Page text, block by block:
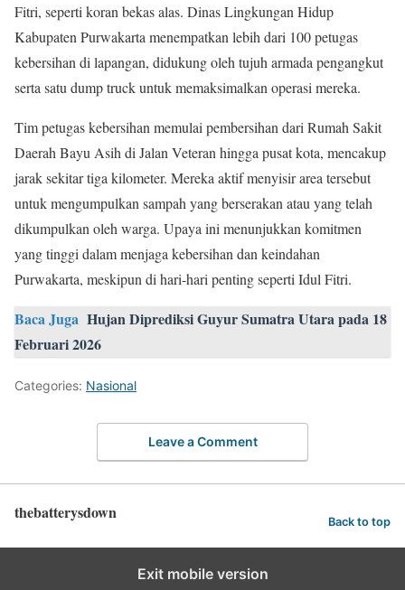
Fitri, seperti koran bekas alas. Dinas Lingkungan Hidup
Kabupaten Purwakarta menempatkan lebih dari 100 petugas
kebersihan di lapangan, didukung oleh tujuh armada pengangkut
serta satu dump truck untuk memaksimalkan operasi mereka.
Tim petugas kebersihan memulai pembersihan dari Rumah Sakit
Daerah Bayu Asih di Jalan Veteran hingga pusat kota, mencakup
jarak sekitar tiga kilometer. Mereka aktif menyisir area tersebut
untuk mengumpulkan sampah yang berserakan atau yang telah
dikumpulkan oleh warga. Upaya ini menunjukkan komitmen
yang tinggi dalam menjaga kebersihan dan keindahan
Purwakarta, meskipun di hari-hari penting seperti Idul Fitri.
Baca Juga Hujan Diprediksi Guyur Sumatra Utara pada 18
Februari 2026
Categories: Nasional
Leave a Comment
thebatterysdown Back to top
Exit mobile version